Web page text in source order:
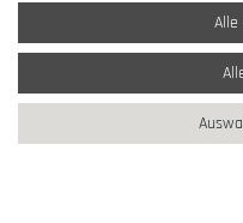
* Alle Preise verstehen sich
** Nur innerhalb Deutschlands©
Rechte vorbehalten /
Alle